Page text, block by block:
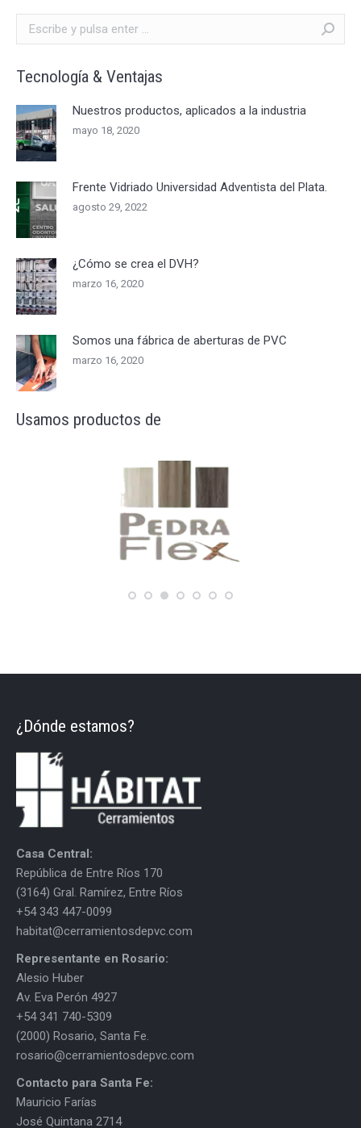
Buscar:
Tecnología & Ventajas
Nuestros productos, aplicados a la industria
mayo 18, 2020
Frente Vidriado Universidad Adventista del Plata.
agosto 29, 2022
¿Cómo se crea el DVH?
marzo 16, 2020
Somos una fábrica de aberturas de PVC
marzo 16, 2020
Usamos productos de
¿Dónde estamos?
Casa Central:
República de Entre Ríos 170
(3164) Gral. Ramírez, Entre Ríos
+54 343 447-0099
habitat@cerramientosdepvc.com
Representante en Rosario:
Alesio Huber
Av. Eva Perón 4927
+54 341 740-5309
(2000) Rosario, Santa Fe.
rosario@cerramientosdepvc.com
Contacto para Santa Fe:
Mauricio Farías
José Quintana 2714